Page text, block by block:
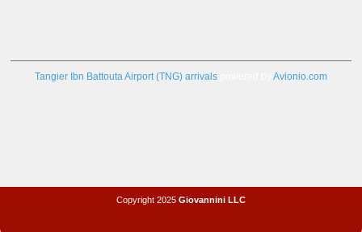
Tangier Ibn Battouta Airport (TNG) arrivalspowered by Avionio.com
Copyright 2025 Giovannini LLC